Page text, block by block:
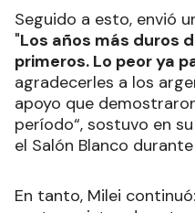
Seguido a esto, envió
"Los años más duros
primeros. Lo peor ya
agradecerles a los
apoyo que
período“, sostuvo en
el Salón Blanco
En tanto, Milei